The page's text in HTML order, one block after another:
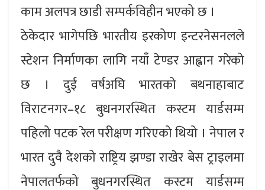
काम अलपत्र छाडी सम्पर्कविहीन भएको छ ।
ठेकेदार भागेपछि भारतीय इरकोण इन्टरनेसनलले
स्टेशन निर्माणका लागि नयाँ टेण्डर आह्वान गरेको
छ । दुई वर्षअघि भारतको बथनाहाबाट
विराटनगर–१८ बुधनगरस्थित कस्टम यार्डसम्म
पहिलो पटक रेल परीक्षण गरिएको थियो । नेपाल र
भारत दुवै देशको राष्ट्रिय झण्डा राखेर बेस ट्राइलमा
नेपालतर्फको बुधनगरस्थित कस्टम यार्डसम्म